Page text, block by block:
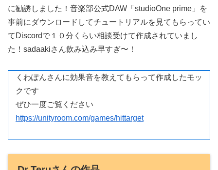
に勧誘しました！音楽部公式DAW「studioOne prime」を
事前にダウンロードしてチュートリアルを見てもらってい
てDiscordで１０分くらい相談受けて作成されていまし
た！sadaakiさん飲み込み早すぎ〜！
くわぽんさんに効果音を教えてもらって作成したモッ
クです
ぜひ一度ご覧ください
https://unityroom.com/games/hittarget